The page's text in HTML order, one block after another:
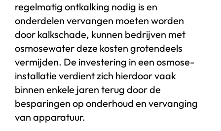
regelmatig ontkalking nodig is en
onderdelen vervangen moeten worden
door kalkschade, kunnen bedrijven met
osmosewater deze kosten grotendeels
vermijden. De investering in een osmose-
installatie verdient zich hierdoor vaak
binnen enkele jaren terug door de
besparingen op onderhoud en vervanging
van apparatuur.